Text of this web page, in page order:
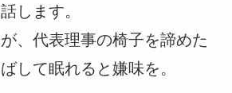
します。
、代表理事の椅子を諦めた
して眠れると嫌味を。